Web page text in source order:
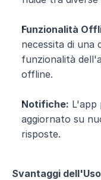
Funzionalità
necessita di una
funzionalità
offline.
Notifiche: L'app
aggiornato su
risposte.
Svantaggi